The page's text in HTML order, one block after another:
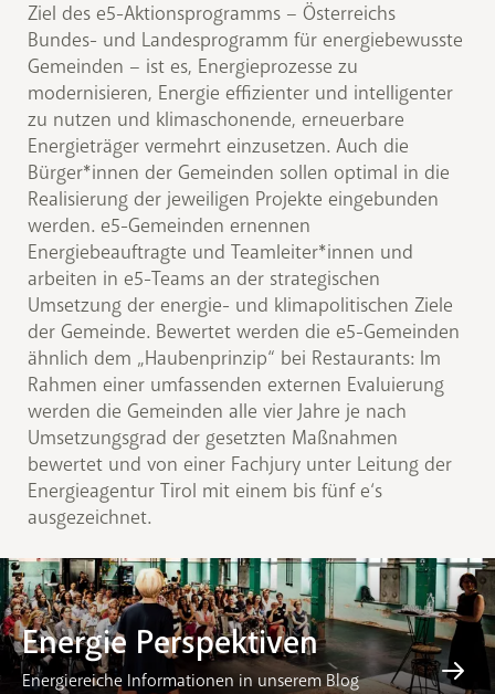
Ziel des e5-Aktionsprogramms – Österreichs
Bundes- und Landesprogramm für energiebewusste
Gemeinden – ist es, Energieprozesse zu
modernisieren, Energie effizienter und intelligenter
zu nutzen und klimaschonende, erneuerbare
Energieträger vermehrt einzusetzen. Auch die
Bürger*innen der Gemeinden sollen optimal in die
Realisierung der jeweiligen Projekte eingebunden
werden. e5-Gemeinden ernennen
Energiebeauftragte und Teamleiter*innen und
arbeiten in e5-Teams an der strategischen
Umsetzung der energie- und klimapolitischen Ziele
der Gemeinde. Bewertet werden die e5-Gemeinden
ähnlich dem „Haubenprinzip“ bei Restaurants: Im
Rahmen einer umfassenden externen Evaluierung
werden die Gemeinden alle vier Jahre je nach
Umsetzungsgrad der gesetzten Maßnahmen
bewertet und von einer Fachjury unter Leitung der
Energieagentur Tirol mit einem bis fünf e‘s
ausgezeichnet.
Energie Perspektiven
Energiereiche Informationen in unserem Blog